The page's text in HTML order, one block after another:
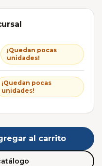
¡Quedan pocas
unidades!
¡Quedan pocas
unidades!
al carrito